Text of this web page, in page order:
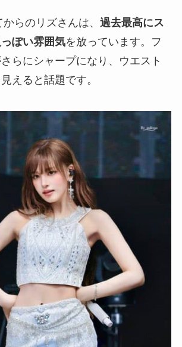
らのリズさんは、 過去最高にス
ぽい雰囲気を放っています。フ
らにシャープになり、ウエスト
えると話題です。